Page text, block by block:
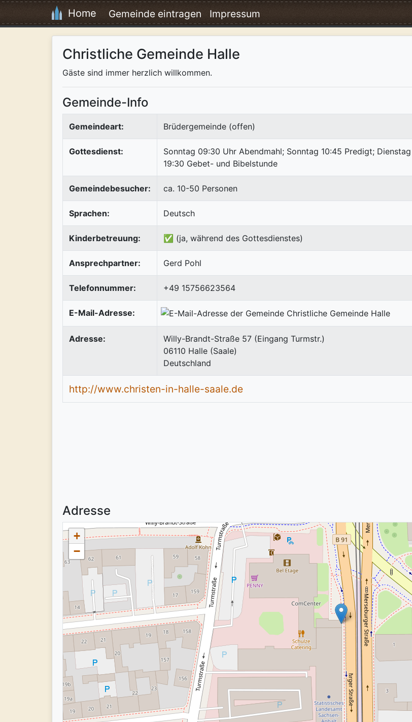
Home Gemeinde eintragen Impressum
Christliche Gemeinde Halle
Gäste sind immer herzlich willkommen.
Gemeinde-Info
Gemeindeart: Brüdergemeinde (offen)
Gottesdienst:
Sonntag 09:30 Uhr Abendmahl; Sonntag 10:45 Predigt; Dienstag
19:30 Gebet- und Bibelstunde
Gemeindebesucher: ca. 10-50 Personen
Sprachen: Deutsch
Kinderbetreuung: ✅ (ja, während des Gottesdienstes)
Ansprechpartner: Gerd Pohl
Telefonnummer: +49 15756623564
E-Mail-Adresse:
Adresse:
Willy-Brandt-Straße 57 (Eingang Turmstr.)
06110 Halle (Saale)
Deutschland
http://www.christen-in-halle-saale.de
Adresse
+
−